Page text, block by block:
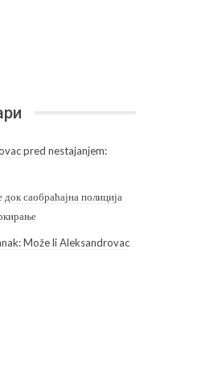
pred nestajanjem:
саобраћајна полиција
Može li Aleksandrovac